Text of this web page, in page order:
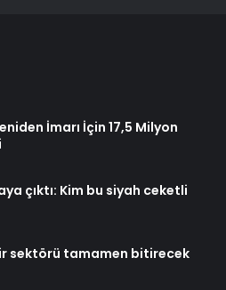
İmarı İçin 17,5 Milyon
çıktı: Kim bu siyah ceketli
sektörü tamamen bitirecek